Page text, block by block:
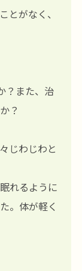
とがなく、
？また、治
？
じわじわと
れるように
。体が軽く